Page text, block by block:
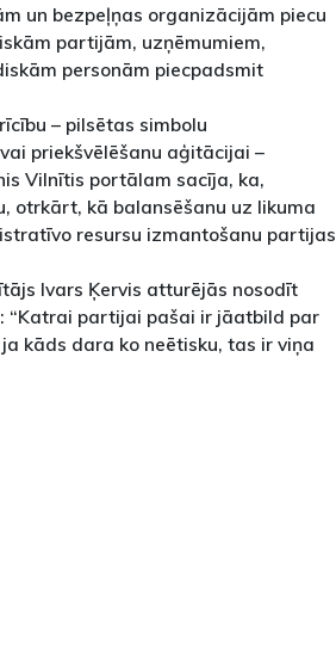
un bezpeļņas organizācijām piecu
partijām, uzņēmumiem,
personām piecpadsmit
– pilsētas simbolu
priekšvēlēšanu aģitācijai –
Vilnītis portālam sacīja, ka,
otrkārt, kā balansēšanu uz likuma
resursu izmantošanu partijas
Ivars Ķervis atturējās nosodīt
“Katrai partijai pašai ir jāatbild par
kāds dara ko neētisku, tas ir viņa